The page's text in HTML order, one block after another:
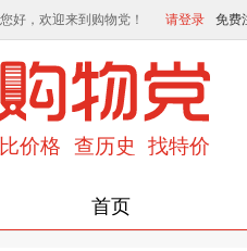
您好，欢迎来到购物党！ 请登录 免费
首页